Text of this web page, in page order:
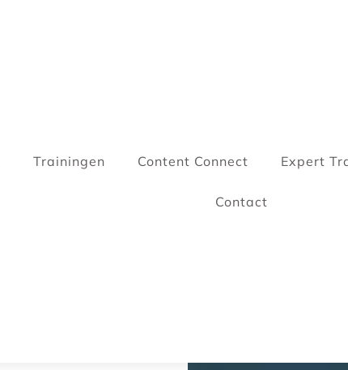
Trainingen Content Connect Expert
Contact